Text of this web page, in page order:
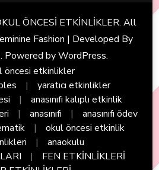
ÖNCESİ ETKİNLİKLER. All
Fashion | Developed By
. Powered byWordPress.
öncesi etkinlikler
yaratıcı etkinlikler
anasınıfı kalıplı etkinlik
anasınıfı
anasınıfı ödev
okul öncesi etkinlik
anaokulu
FEN ETKİNLİKLERİ